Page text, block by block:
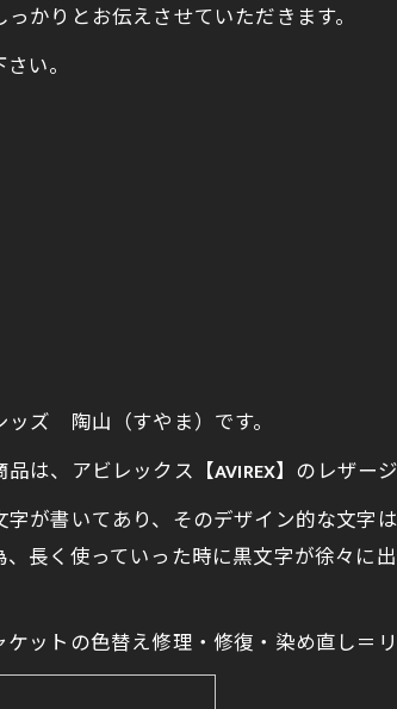
かりとお伝えさせていただきます。
い。
ズ 陶山（すやま）です。
は、アビレックス【AVIREX】のレザー
が書いてあり、そのデザイン的な文
長く使っていった時に黒文字が徐々
ットの色替え修理・修復・染め直し＝リ